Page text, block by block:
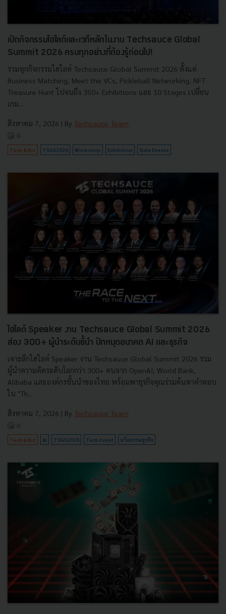
เปิดกิจกรรมไฮไลต์และเวทีหลักในงาน Techsauce Global
Summit 2026 ครบทุกอย่างที่ต้องรู้ก่อนไป!
รวมทุกกิจกรรมไฮไลต์ Techsauce Global Summit 2026 ตั้งแต่
Business Matching, Meet the VCs, Pickleball Networking, NFT
Treasure Hunt ไปจนถึง 350+ Exhibitions และ 10 Stages เปลี่ยน
เกม...
สิงหาคม 7, 2026 | By Techsauce Team
0
Tech & Biz TSGS2026 Workshop Exhibition Side Events
ไฮไลต์ Speaker งาน Techsauce Global Summit 2026
ส่อง 300+ ผู้นำระดับชั้นำ ปักหมุดอนาคต AI และธุรกิจ
เจาะลึกไฮไลต์ Speaker งาน Techsauce Global Summit 2026 รวม
ผู้นำความคิดระดับโลกกว่า 300+ คนจาก OpenAI, World Bank,
Alibaba และองค์กรชั้นนำของไทย พร้อมพาธุรกิจคุณร่วมค้นหาคำตอบ
ใน "Th...
สิงหาคม 7, 2026 | By Techsauce Team
0
Tech & Biz AI TSGS2026 Tech Event นวัตกรรมธุรกิจ